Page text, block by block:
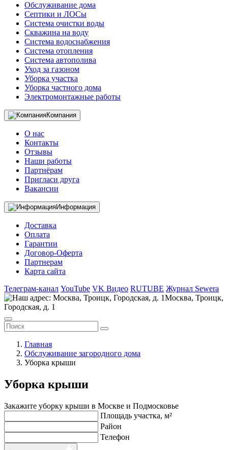
Обслуживание дома
Септики и ЛОСы
Система очистки воды
Скважина на воду
Система водоснабжения
Система отопления
Система автополива
Уход за газоном
Уборка участка
Уборка частного дома
Электромонтажные работы
Компания
О нас
Контакты
Отзывы
Наши работы
Партнёрам
Пригласи друга
Вакансии
Информация
Доставка
Оплата
Гарантии
Договор-Оферта
Партнерам
Карта сайта
Телеграм-канал YouTube VK Видео RUTUBE Журнал Sewera
Москва, Троицк,
Городская, д. 1
Главная
Обслуживание загородного дома
Уборка крыши
Уборка крыши
Закажите уборку крыши в Москве и Подмосковье
Площадь участка, м²
Район
Телефон